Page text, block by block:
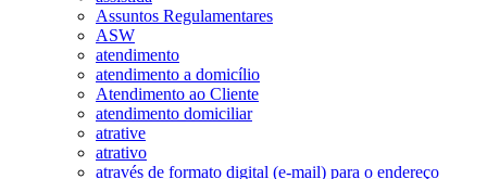
Assuntos Regulamentares
ASW
atendimento
atendimento a domicílio
Atendimento ao Cliente
atendimento domiciliar
atrative
atrativo
através de formato digital (e-mail) para o endereço